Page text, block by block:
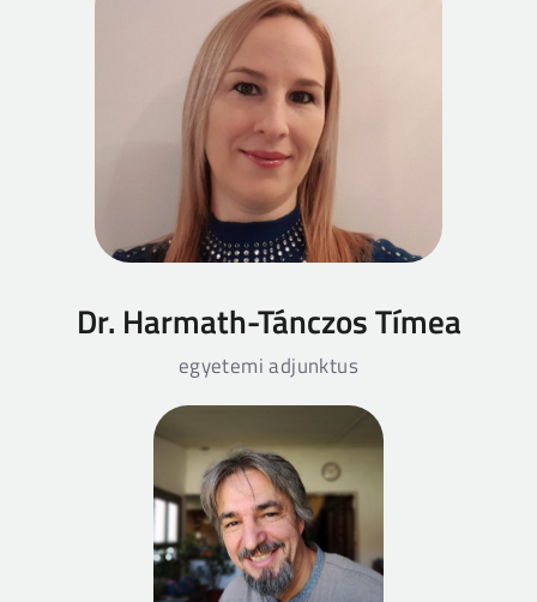
Dr. Harmath-Tánczos Tímea
egyetemi adjunktus